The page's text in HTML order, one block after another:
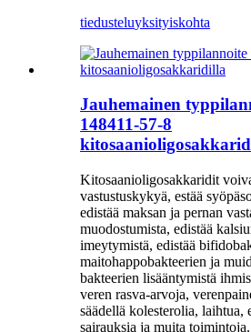
tiedusteluyksityiskohta
Jauhemainen
148411-57-8
Kitosaanioligosakkaridit
vastustuskykyä, estää
edistää maksan ja pernan
muodostumista, edistää
imeytymistä, edistää
maitohappobakteerien ja
bakteerien lisääntymistä
veren rasva-arvoja,
säädellä kolesterolia, laihtua,
sairauksia ja muita